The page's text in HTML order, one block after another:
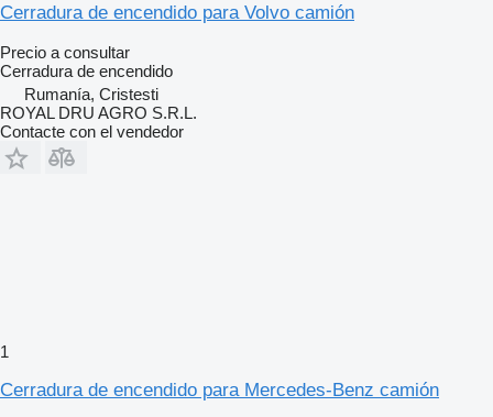
Cerradura de encendido para Volvo camión
Precio a consultar
Cerradura de encendido
Rumanía, Cristesti
ROYAL DRU AGRO S.R.L.
Contacte con el vendedor
1
Cerradura de encendido para Mercedes-Benz camión